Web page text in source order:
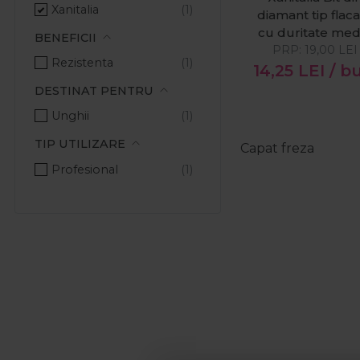
Xanitalia
BENEFICII
Rezistenta
DESTINAT PENTRU
Unghii
TIP UTILIZARE
Profesional
diamant tip
cu duritate
14,25 LEI /
PRP: 19,00 LEI
Capat freza